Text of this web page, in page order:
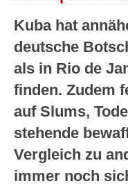
Kuba hat
deutsche
als in Rio de
finden. Zudem
auf Slums,
stehende
Vergleich zu
immer noch